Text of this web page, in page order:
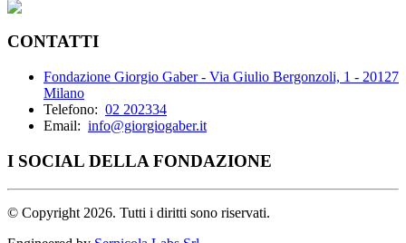
CONTATTI
Fondazione Giorgio Gaber - Via Giulio Bergonzoli, 1 - 20127
Milano
Telefono: 02 202334
Email: info@giorgiogaber.it
I SOCIAL DELLA FONDAZIONE
© Copyright 2026. Tutti i diritti sono riservati.